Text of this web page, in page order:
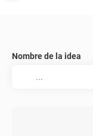
Nombre de la idea